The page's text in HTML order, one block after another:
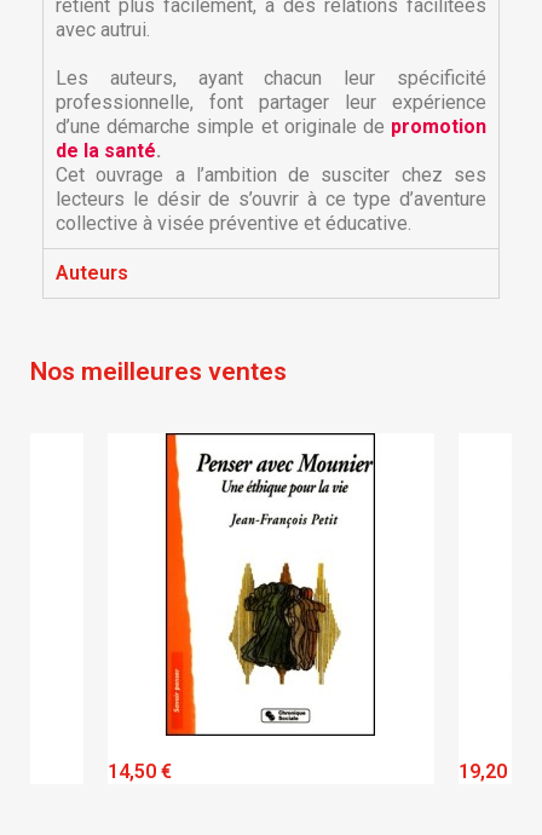
×
add_circle_outline Créer une nouvelle liste
Créer une liste d'envies ×
Annuler Créer une liste d'envies
Connexion ×
retient plus facilement, a des relations facilitées
avec autrui.
Les auteurs, ayant chacun leur spécificité
professionnelle, font partager leur expérience
d’une démarche simple et originale de promotion
de la santé.
Cet ouvrage a l’ambition de susciter chez ses
lecteurs le désir de s’ouvrir à ce type d’aventure
collective à visée préventive et éducative.
Auteurs
Nos meilleures ventes
14,50 € 19,20 €